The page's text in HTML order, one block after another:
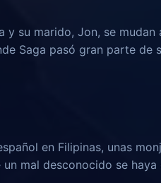
su marido, Jon, se mudan
Saga pasó gran parte de
en Filipinas, unas
mal desconocido se haya